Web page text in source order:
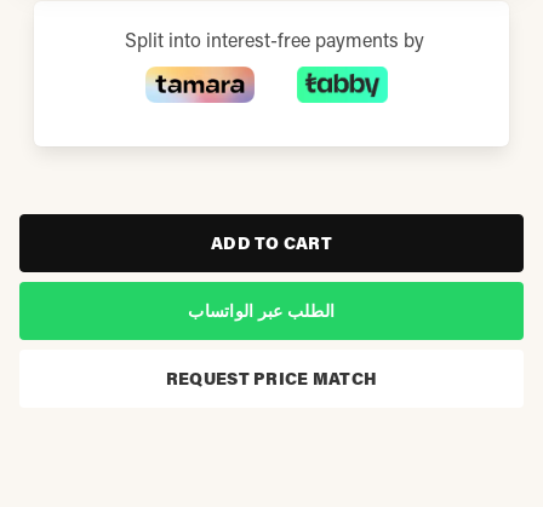
Split into interest-free payments by
ADD TO CART
الطلب عبر الواتساب
REQUEST PRICE MATCH